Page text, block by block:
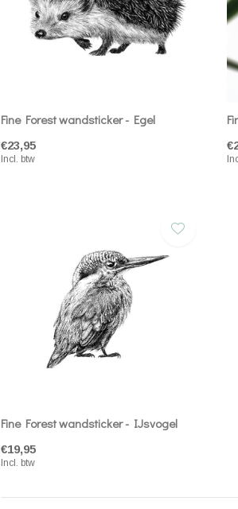
Fine Forest wandsticker - Egel
€23,95
Incl. btw
Fine Forest wandsticker - IJsvogel
€19,95
Incl. btw